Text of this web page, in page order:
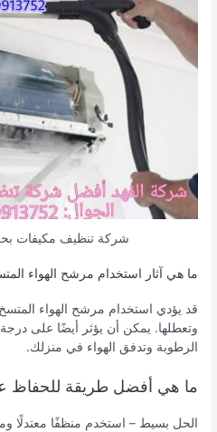
شركة تنظيف مكيفات
ما هي آثار استخدام مرشح الهواء
قد يؤدي استخدام مرشح الهواء
وتعطلها. يمكن أن يؤثر أيضًا على درجة
الرطوبة وتدفق الهواء في منزلك.
ما هي أفضل طريقة للحفاظ
الحل بسيط – استخدم منظفًا معتدلًا